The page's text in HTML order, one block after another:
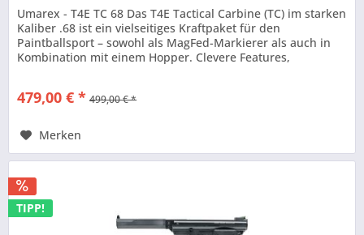
Umarex - T4E TC 68 Das T4E Tactical Carbine (TC) im starken
Kaliber .68 ist ein vielseitiges Kraftpaket für den
Paintballsport – sowohl als MagFed-Markierer als auch in
Kombination mit einem Hopper. Clevere Features,
479,00 € * 499,00 € *
Merken
TIPP!